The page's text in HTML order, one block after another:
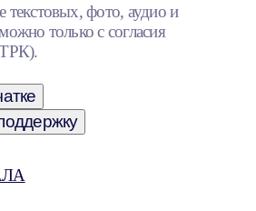
текстовых, фото, аудио и
только с согласия